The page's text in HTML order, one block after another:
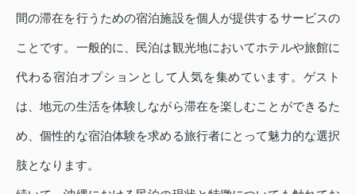
間の滞在を行うための宿泊施設を個人が提供するサービスの
ことです。一般的に、民泊は観光地においてホテルや旅館に
代わる宿泊オプションとして人気を集めています。ゲスト
は、地元の生活を体験しながら滞在を楽しむことができるた
め、個性的な宿泊体験を求める旅行者にとって魅力的な選択
肢となります。